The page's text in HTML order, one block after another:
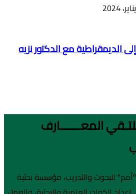
الديمقراطية مع الدكتور نزيه
المعـــــــارف
للبحوث والتدريب، مؤسسة بحثية